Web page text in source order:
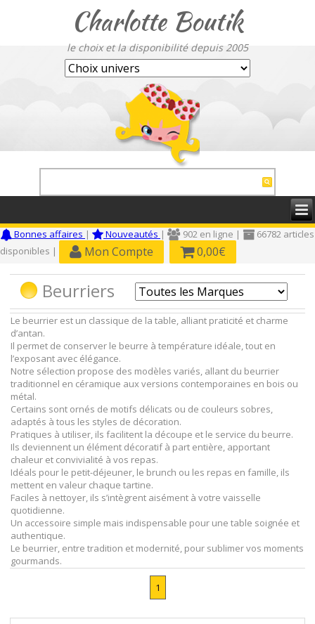
Charlotte Boutik
le choix et la disponibilité depuis 2005
Bonnes affaires | Nouveautés | 902 en ligne |
66782 articles
disponibles |
Mon Compte 0,00€
Beurriers
Le beurrier est un classique de la table, alliant praticité et charme
d’antan.
Il permet de conserver le beurre à température idéale, tout en
l’exposant avec élégance.
Notre sélection propose des modèles variés, allant du beurrier
traditionnel en céramique aux versions contemporaines en bois ou
métal.
Certains sont ornés de motifs délicats ou de couleurs sobres,
adaptés à tous les styles de décoration.
Pratiques à utiliser, ils facilitent la découpe et le service du beurre.
Ils deviennent un élément décoratif à part entière, apportant
chaleur et convivialité à vos repas.
Idéals pour le petit-déjeuner, le brunch ou les repas en famille, ils
mettent en valeur chaque tartine.
Faciles à nettoyer, ils s’intègrent aisément à votre vaisselle
quotidienne.
Un accessoire simple mais indispensable pour une table soignée et
authentique.
Le beurrier, entre tradition et modernité, pour sublimer vos moments
gourmands.
1